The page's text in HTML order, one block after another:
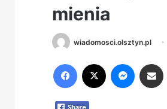
mienia
wiadomosci.olsztyn.pl